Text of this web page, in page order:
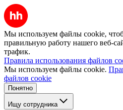
Мы используем файлы cookie,
правильную работу нашего веб-
трафик.
Правила использования файлов
Мы используем файлы cookie.
файлов cookie
Понятно
Ищу сотрудника